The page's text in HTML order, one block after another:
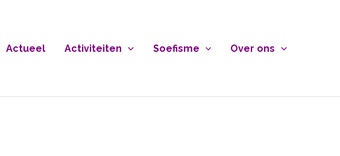
Actueel Activiteiten Soefisme Over ons